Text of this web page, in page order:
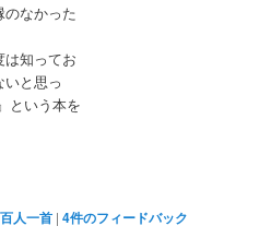
のなかった
は知ってお
と思っ
という本を
百人一首 |4件のフィードバック